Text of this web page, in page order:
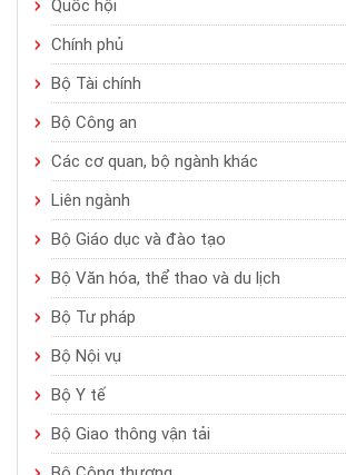
Quốc hội
Chính phủ
Bộ Tài chính
Bộ Công an
Các cơ quan, bộ ngành khác
Liên ngành
Bộ Giáo dục và đào tạo
Bộ Văn hóa, thể thao và du lịch
Bộ Tư pháp
Bộ Nội vụ
Bộ Y tế
Bộ Giao thông vận tải